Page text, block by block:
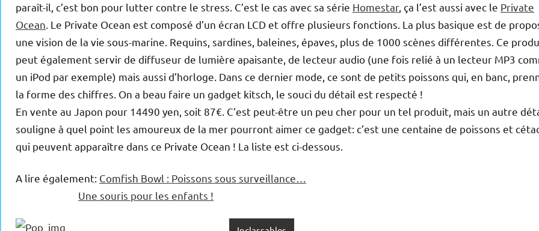
paraît-il, c’est bon pour lutter contre le stress. C’est le cas avec sa série Homestar, ça l’est aussi avec le Private
Ocean . Le Private Ocean est composé d’un écran LCD et offre plusieurs fonctions. La plus basique est de
une vision de la vie sous-marine. Requins, sardines, baleines, épaves, plus de 1000 scènes différentes. Ce
peut également servir de diffuseur de lumière apaisante, de lecteur audio (une fois relié à un lecteur MP3
un iPod par exemple) mais aussi d’horloge. Dans ce dernier mode, ce sont de petits poissons qui, en banc,
la forme des chiffres. On a beau faire un gadget kitsch, le souci du détail est respecté !
En vente au Japon pour 14490 yen, soit 87€. C’est peut-être un peu cher pour un tel produit, mais un autre
souligne à quel point les amoureux de la mer pourront aimer ce gadget: c’est une centaine de poissons et
qui peuvent apparaître dans ce Private Ocean ! La liste est ci-dessous.
A lire également: Comfish Bowl : Poissons sous surveillance…
Une souris pour les enfants !